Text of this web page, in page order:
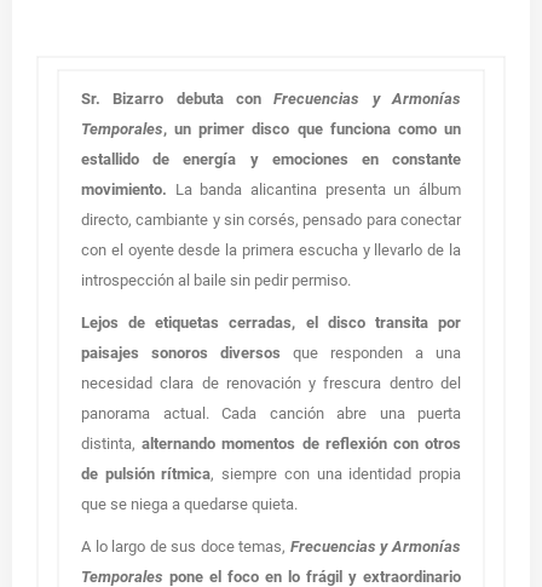
Sr. Bizarro debuta conFrecuencias y Armonías
Temporales, un primer disco que funciona como un
estallido de energía y emociones en constante
movimiento. La banda alicantina presenta un álbum
directo, cambiante y sin corsés, pensado para conectar
con el oyente desde la primera escucha y llevarlo de la
introspección al baile sin pedir permiso.
Lejos de etiquetas cerradas, el disco transita por
paisajes sonoros diversos que responden a una
necesidad clara de renovación y frescura dentro del
panorama actual. Cada canción abre una puerta
distinta,alternando momentos de reflexión con otros
de pulsión rítmica, siempre con una identidad propia
que se niega a quedarse quieta.
A lo largo de sus doce temas, Frecuencias y Armonías
Temporales pone el foco en lo frágil y extraordinario